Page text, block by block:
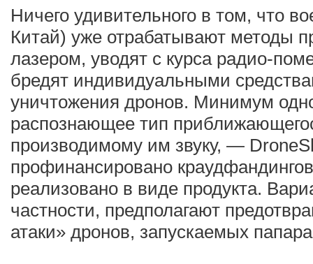
Ничего удивительного в том, что
Китай) уже отрабатывают методы
лазером, уводят с курса радио-
бредят индивидуальными
уничтожения дронов. Минимум
распознающее тип
производимому им звуку, —
профинансировано
реализовано в виде продукта.
частности, предполагают
атаки» дронов, запускаемых